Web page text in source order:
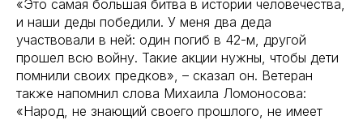
«Это самая большая битва в истории человечества,
и наши деды победили. У меня два деда
участвовали в ней: один погиб в 42-м, другой
прошел всю войну. Такие акции нужны, чтобы дети
помнили своих предков», – сказал он. Ветеран
также напомнил слова Михаила Ломоносова:
«Народ, не знающий своего прошлого, не имеет